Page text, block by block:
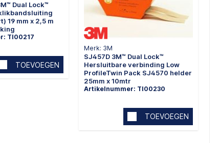
Dual Lock™
19 mm x 2,5 m
TI00217
TOEVOEGEN
Merk: 3M
SJ457D 3M™ Dual Lock™
Hersluitbare verbinding Low
ProfileTwin Pack SJ4570 helder
25mm x 10mtr
Artikelnummer: TI00230
TOEVOEGEN